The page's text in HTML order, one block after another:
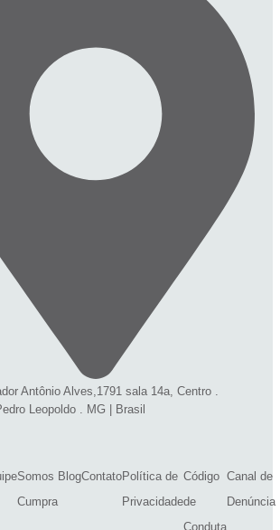
Antônio Alves,1791 sala 14a, Centro .
Leopoldo . MG | Brasil
Somos
Cumpra
BlogContatoPolítica de
Privacidade
Código
de
Conduta
Canal de
Denúncia